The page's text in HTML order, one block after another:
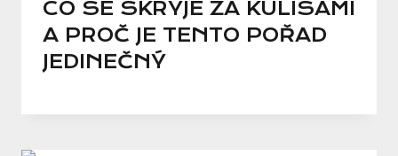
CO SE SKRYJE ZA KULISAMI
A PROČ JE TENTO POŘAD
JEDINEČNÝ